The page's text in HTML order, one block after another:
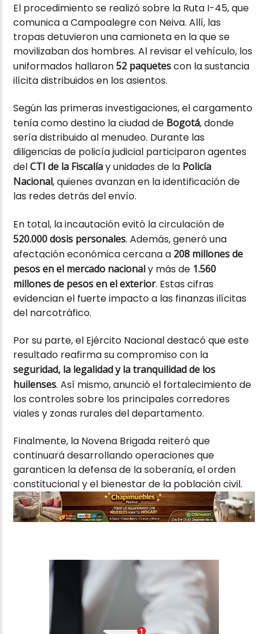
El procedimiento se realizó sobre la Ruta I-45, que
comunica a Campoalegre con Neiva. Allí, las
tropas detuvieron una camioneta en la que se
movilizaban dos hombres. Al revisar el vehículo, los
uniformados hallaron52 paquetescon la sustancia
ilícita distribuidos en los asientos.
Según las primeras investigaciones, el cargamento
tenía como destino la ciudad de Bogotá, donde
sería distribuido al menudeo. Durante las
diligencias de policía judicial participaron agentes
delCTI de la Fiscalíay unidades de la Policía
Nacional, quienes avanzan en la identificación de
las redes detrás del envío.
En total, la incautación evitó la circulación de
520.000 dosis personales. Además, generó una
afectación económica cercana a 208 millones de
pesos en el mercado nacionaly más de 1.560
millones de pesos en el exterior. Estas cifras
evidencian el fuerte impacto a las finanzas ilícitas
del narcotráfico.
Por su parte, el Ejército Nacional destacó que este
resultado reafirma su compromiso con la
seguridad, la legalidad y la tranquilidad de los
huilenses. Así mismo, anunció el fortalecimiento de
los controles sobre los principales corredores
viales y zonas rurales del departamento.
Finalmente, la Novena Brigada reiteró que
continuará desarrollando operaciones que
garanticen la defensa de la soberanía, el orden
constitucional y el bienestar de la población civil.